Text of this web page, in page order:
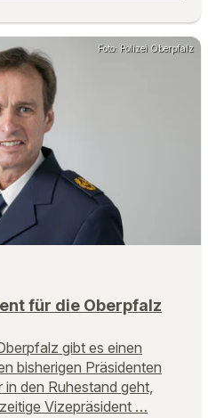
Foto: Polizei Oberpfalz
für die Oberpfalz
gibt es einen
bisherigen Präsidenten
den Ruhestand geht,
Vizepräsident …